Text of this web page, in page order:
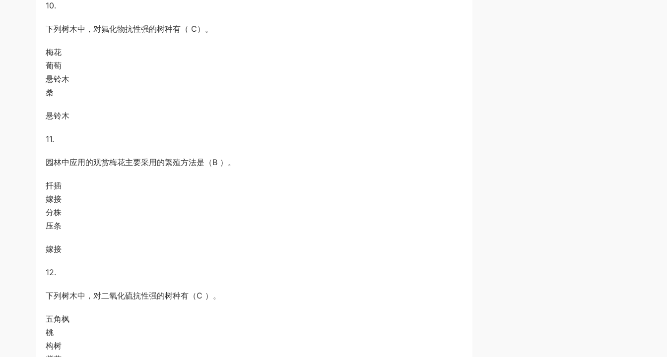
10.
下列树木中，对氟化物抗性强的树种有（ C）。
梅花
葡萄
悬铃木
桑
悬铃木
11.
园林中应用的观赏梅花主要采用的繁殖方法是（B ）。
扦插
嫁接
分株
压条
嫁接
12.
下列树木中，对二氧化硫抗性强的树种有（C ）。
五角枫
桃
构树